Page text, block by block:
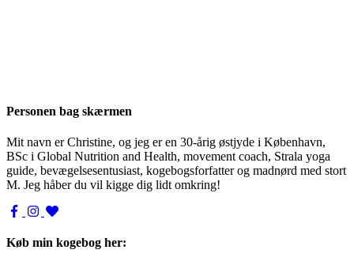
Personen bag skærmen
Mit navn er Christine, og jeg er en 30-årig østjyde i København,
BSc i Global Nutrition and Health, movement coach, Strala yoga
guide, bevægelsesentusiast, kogebogsforfatter og madnørd med stort
M. Jeg håber du vil kigge dig lidt omkring!
Køb min kogebog her: